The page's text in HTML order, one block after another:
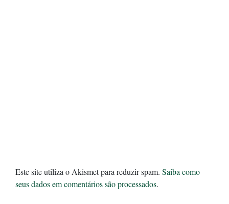
Este site utiliza o Akismet para reduzir spam. Saiba como
seus dados em comentários são processados.